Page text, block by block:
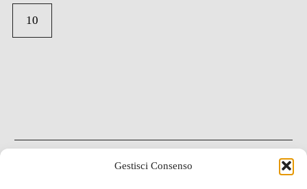
Gestisci Consenso
10